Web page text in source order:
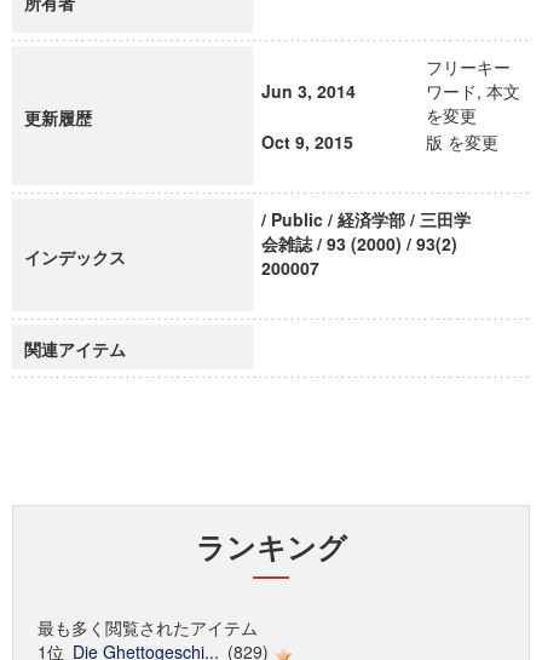
更新履歴
Jun 3, 2014
フリーキー
ワード, 本文
を変更
Oct 9, 2015
版 を変更
インデックス
/ Public / 経済学部 / 三田学
会雑誌 / 93 (2000) / 93(2)
200007
関連アイテム
ランキング
最も多く閲覧されたアイテム
1位 Die Ghettogeschi... (829)